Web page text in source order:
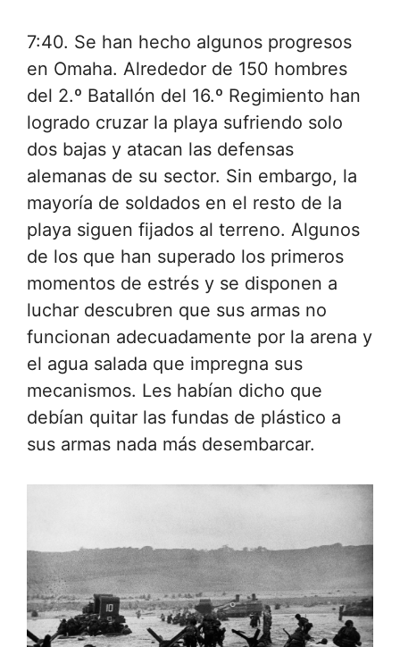
7:40. Se han hecho algunos progresos
en Omaha. Alrededor de 150 hombres
del 2.º Batallón del 16.º Regimiento han
logrado cruzar la playa sufriendo solo
dos bajas y atacan las defensas
alemanas de su sector. Sin embargo, la
mayoría de soldados en el resto de la
playa siguen fijados al terreno. Algunos
de los que han superado los primeros
momentos de estrés y se disponen a
luchar descubren que sus armas no
funcionan adecuadamente por la arena y
el agua salada que impregna sus
mecanismos. Les habían dicho que
debían quitar las fundas de plástico a
sus armas nada más desembarcar.